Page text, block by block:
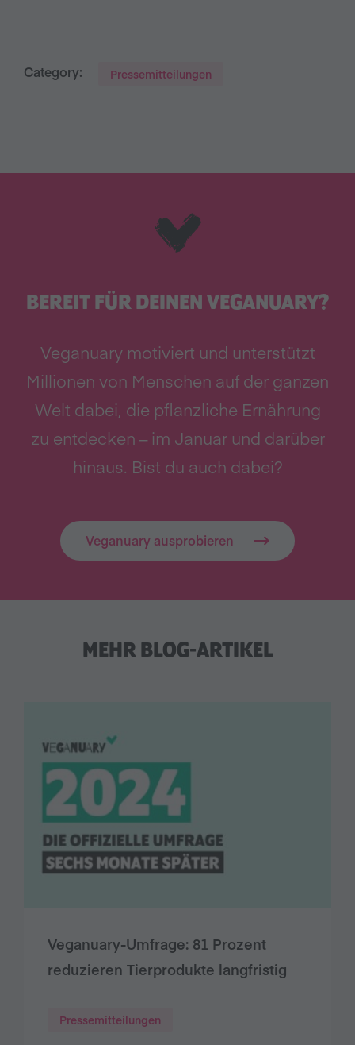
Category: Pressemitteilungen
BEREIT FÜR DEINEN VEGANUARY?
Veganuary motiviert und unterstützt
Millionen von Menschen auf der ganzen
Welt dabei, die pflanzliche Ernährung
zu entdecken – im Januar und darüber
hinaus. Bist du auch dabei?
Veganuary ausprobieren
MEHR BLOG-ARTIKEL
Veganuary-Umfrage: 81 Prozent
reduzieren Tierprodukte langfristig
Pressemitteilungen